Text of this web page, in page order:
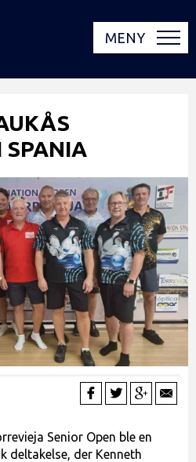
MENY
SPANIA
Senior Open ble en
deltakelse, der Kenneth